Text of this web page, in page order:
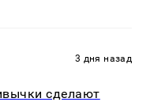
3 дня назад
сделают